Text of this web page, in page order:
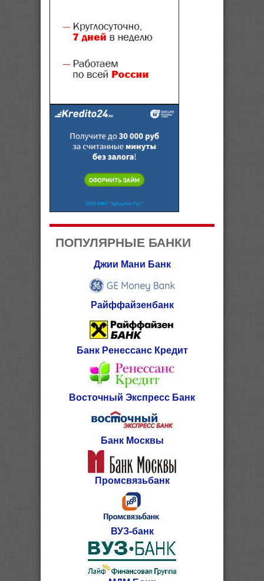
ПОПУЛЯРНЫЕ БАНКИ
Джии Мани Банк
Райффайзенбанк
Банк Ренессанс Кредит
Восточный Экспресс Банк
Банк Москвы
Промсвязьбанк
ВУЗ-банк